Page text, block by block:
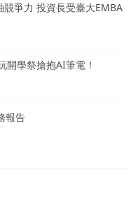
爭力 投資長受臺大EMBA
開學祭搶抱AI筆電！
報告